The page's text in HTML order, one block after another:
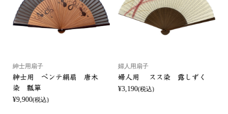
紳士用扇子
紳士用 ペンテ絹扇 唐木
染 瓢箪
¥9,900(税込)
婦人用扇子
婦人用 スス染 露しずく
¥3,190(税込)